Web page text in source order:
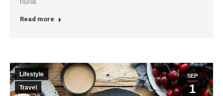
Read more
SEP
1
Lifestyle
Travel